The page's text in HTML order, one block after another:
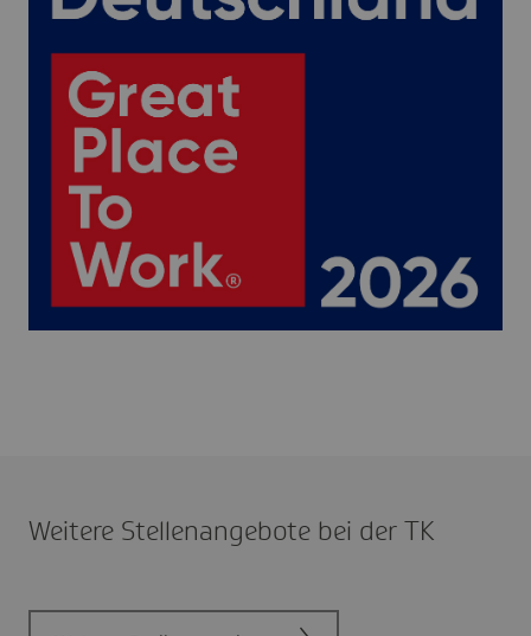
Weitere Stel­len­an­ge­bote bei der TK